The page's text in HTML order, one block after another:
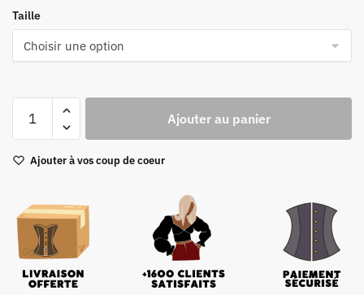
Taille
Vintage
Ajouter au panier
Ajouter à vos coup de coeur